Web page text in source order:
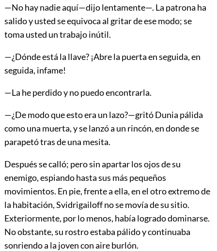
—No hay nadie aquí—dijo lentamente—. La patrona ha
salido y usted se equivoca al gritar de ese modo; se
toma usted un trabajo inútil.
—¿Dónde está la llave? ¡Abre la puerta en seguida, en
seguida, infame!
—La he perdido y no puedo encontrarla.
—¿De modo que esto era un lazo?—gritó Dunia pálida
como una muerta, y se lanzó a un rincón, en donde se
parapetó tras de una mesita.
Después se calló; pero sin apartar losojos de su
enemigo, espiando hasta sus más pequeños
movimientos. En pie, frente a ella, en el otro extremo de
la habitación, Svidrigailoff no se movía de su sitio.
Exteriormente, por lo menos, había logrado dominarse.
No obstante, su rostro estaba pálido y continuaba
sonriendo a la joven con aire burlón.